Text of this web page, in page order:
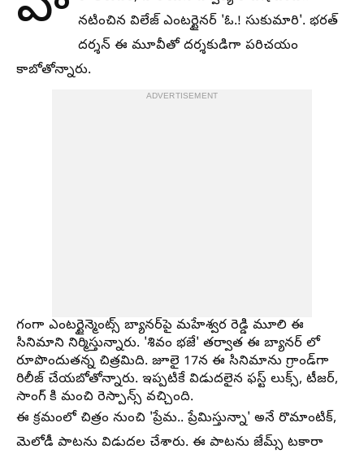
నటించిన విలేజ్ ఎంటర్టైనర్ 'ఓ.! సుకుమారి'. భరత్
దర్శన్ ఈ మూవీతో దర్శకుడిగా పరిచయం
కాబోతోన్నారు.
ADVERTISEMENT
గంగా ఎంటర్టైన్మెంట్స్ బ్యానర్‌పై మహేశ్వర రెడ్డి మూలి ఈ
సినిమాని నిర్మిస్తున్నారు. 'శివం భజే' తర్వాత ఈ బ్యానర్ లో
రూపొందుతన్న చిత్రమిది. జూలై 17న ఈ సినిమాను గ్రాండ్‌గా
రిలీజ్ చేయబోతోన్నారు. ఇప్పటికే విడుదలైన ఫస్ట్ లుక్స్, టీజర్,
సాంగ్ కి మంచి రెస్పాన్స్ వచ్చింది.
ఈ క్రమంలో చిత్రం నుంచి 'ప్రేమ.. ప్రేమిస్తున్నా' అనే రొమాంటిక్,
మెలోడీ పాటను విడుదల చేశారు. ఈ పాటను జేమ్స్ టకారా